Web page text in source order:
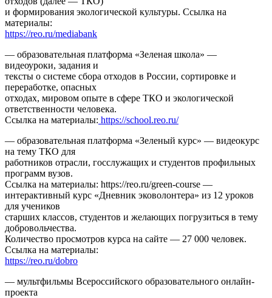
и формирования экологической культуры. Ссылка на
материалы:
https://reo.ru/mediabank
— образовательная платформа «Зеленая школа» —
видеоуроки, задания и
тексты о системе сбора отходов в России, сортировке и
переработке, опасных
отходах, мировом опыте в сфере ТКО и экологической
ответственности человека.
Ссылка на материалы: https://school.reo.ru/
— образовательная платформа «Зеленый курс» — видеокурс
на тему ТКО для
работников отрасли, госслужащих и студентов профильных
программ вузов.
Ссылка на материалы: https://reo.ru/green-course —
интерактивный курс «Дневник эковолонтера» из 12 уроков
для учеников
старших классов, студентов и желающих погрузиться в тему
добровольчества.
Количество просмотров курса на сайте — 27 000 человек.
Ссылка на материалы:
https://reo.ru/dobro
— мультфильмы Всероссийского образовательного онлайн-
проекта